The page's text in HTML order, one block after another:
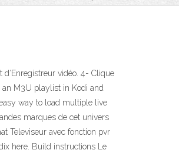
vidéo. 4- Clique
M3U playlist in Kodi and
way to load multiple live
marques de cet univers
Televiseur avec fonction pvr
here. Build instructions Le